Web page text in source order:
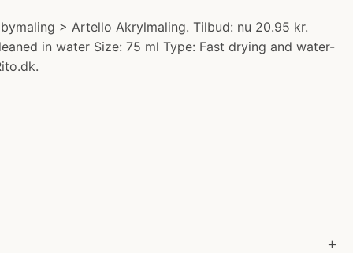
> Artello Akrylmaling. Tilbud: nu 20.95 kr.
in water Size: 75 ml Type: Fast drying and water-